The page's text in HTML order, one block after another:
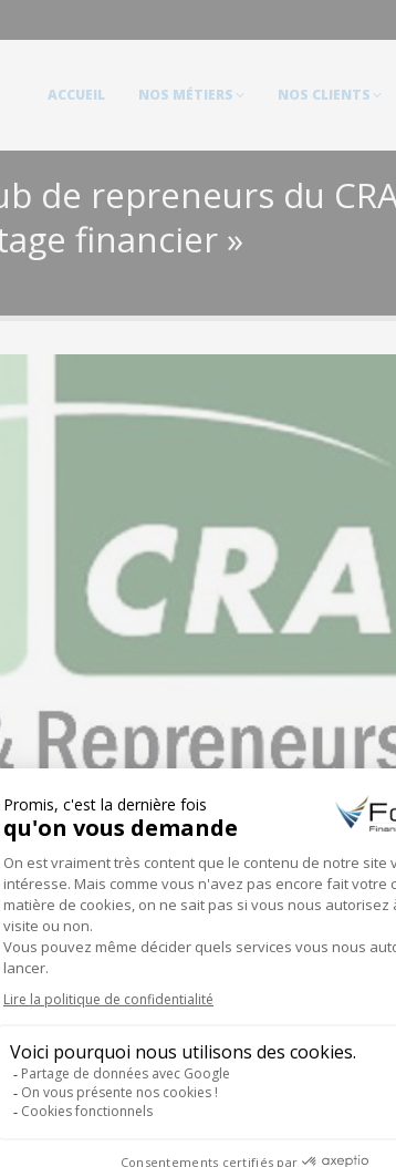
ACCUEIL NOS MÉTIERS NOS CLIENTS
de repreneurs du
financier »
thème « Aspect technique du prix et montage
Onglet
suivant
Animation d’une module
la formation de la CCIP 5
pour reprendre sur le
« le financement de la